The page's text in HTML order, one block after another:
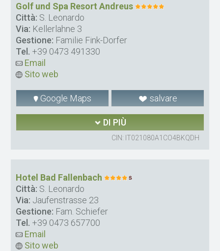
Golf und Spa Resort Andreus
Città: S. Leonardo
Via: Kellerlahne 3
Gestione: Familie Fink-Dorfer
Tel. +39 0473 491330
Email
Sito web
Google Maps salvare
DI PIÙ
CIN: IT021080A1CO4BKQDH
Hotel Bad Fallenbach
Città: S. Leonardo
Via: Jaufenstrasse 23
Gestione: Fam. Schiefer
Tel. +39 0473 657700
Email
Sito web